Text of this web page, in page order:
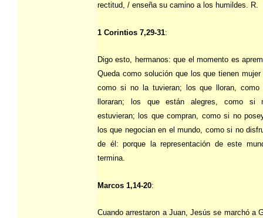
rectitud, / enseña su camino a los humildes. R.
1 Corintios 7,29-31:
Digo esto, hermanos: que el momento es
Queda como solución que los que tienen mujer
como si no la tuvieran; los que lloran,
lloraran; los que están alegres, como si
estuvieran; los que compran, como si no
los que negocian en el mundo, como si no
de él: porque la representación de este
termina.
Marcos 1,14-20:
Cuando arrestaron a Juan, Jesús se marchó a